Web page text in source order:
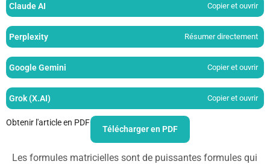
Claude AI Copier et ouvrir
Perplexity Résumer directement
Google Gemini Copier et ouvrir
Grok (X.AI) Copier et ouvrir
Obtenir l'article en PDF
Télécharger en PDF
Les formules matricielles sont de puissantes formules qui